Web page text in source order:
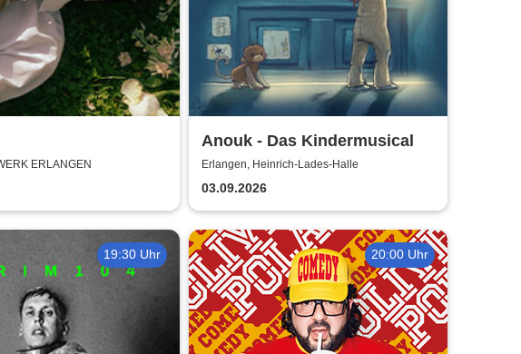
ERLANGEN
Anouk - Das Kindermusical
Erlangen, Heinrich-Lades-Halle
03.09.2026
19:30 Uhr 20:00 Uhr